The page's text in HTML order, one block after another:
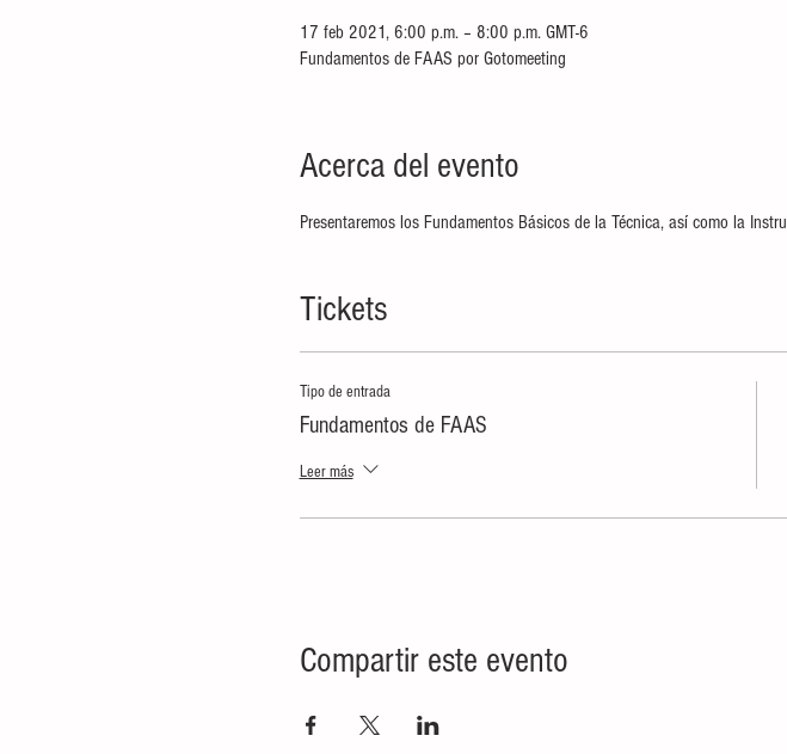
17 feb 2021, 6:00 p.m. – 8:00 p.m. GMT-6
Fundamentos de FAAS por Gotomeeting
Acerca del evento
Presentaremos los Fundamentos Básicos de la Técnica, así como la
Tickets
Tipo de entrada
Fundamentos de FAAS
Leer más
Compartir este evento